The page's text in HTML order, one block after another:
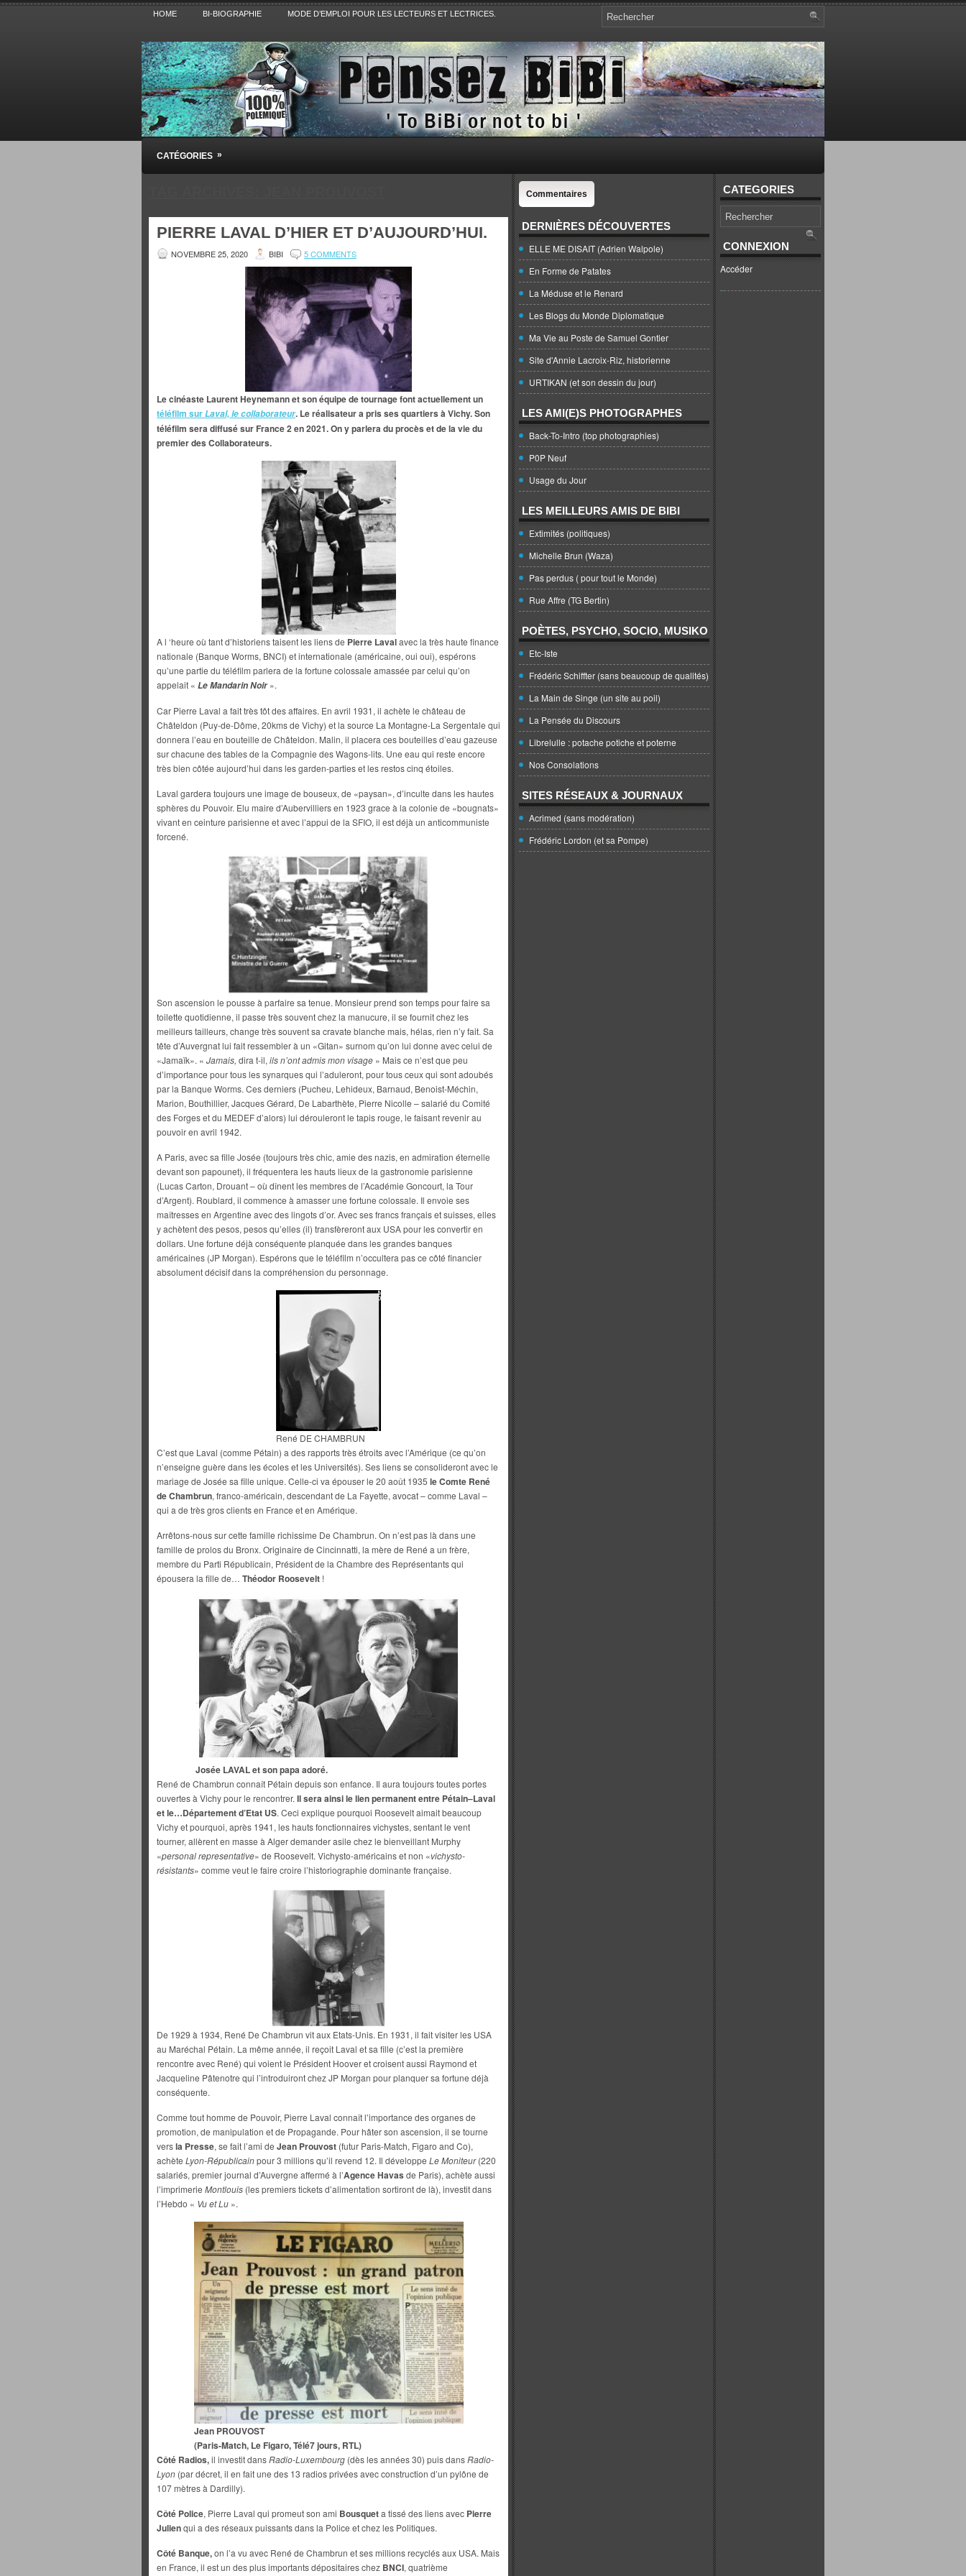
HOME BI-BIOGRAPHIE MODE D’EMPLOI POUR LES LECTEURS ET LECTRICES.
Pensez BiBi
Blog polémique sur l'Actualité, la Culture, la Politique, le Sport,. Avec Revue de presse et de blogs.
CATÉGORIES »
PIERRE LAVAL D’HIER ET D’AUJOURD’HUI.
NOVEMBRE 25, 2020 BIBI 5 COMMENTS
Le cinéaste Laurent Heynemann et son équipe de tournage font actuellement un
téléfilm surLaval, le collaborateur. Le réalisateur a pris ses quartiers à Vichy. Son
téléfilm sera diffusé sur France 2 en 2021. On y parlera du procès et de la vie du
premier des Collaborateurs.
A l ‘heure où tant d’historiens taisent les liens de Pierre Lavalavec la très haute finance
nationale (Banque Worms, BNCI) et internationale (américaine, oui oui), espérons
qu’une partie du téléfilm parlera de la fortune colossale amassée par celui qu’on
appelait « Le Mandarin Noir».
Car Pierre Laval a fait très tôt des affaires. En avril 1931, il achète le château de
Châteldon (Puy-de-Dôme, 20kms de Vichy) et la source La Montagne-La Sergentale qui
donnera l’eau en bouteille de Châteldon. Malin, il placera ces bouteilles d’eau gazeuse
sur chacune des tables de la Compagnie des Wagons-lits. Une eau qui reste encore
très bien côtée aujourd’hui dans les garden-parties et les restos cinq étoiles.
Laval gardera toujours une image de bouseux, de «paysan», d’inculte dans les hautes
sphères du Pouvoir. Elu maire d’Aubervilliers en 1923 grace à la colonie de «bougnats»
vivant en ceinture parisienne et avec l’appui de la SFIO, il est déjà un anticommuniste
forcené.
Son ascension le pousse à parfaire sa tenue. Monsieur prend son temps pour faire sa
toilette quotidienne, il passe très souvent chez la manucure, il se fournit chez les
meilleurs tailleurs, change très souvent sa cravate blanche mais, hélas, rien n’y fait. Sa
tête d’Auvergnat lui fait ressembler à un «Gitan» surnom qu’on lui donne avec celui de
«Jamaïk». « Jamais, dira t-il, ils n’ont admis mon visage » Mais ce n’est que peu
d’importance pour tous les synarques qui l’aduleront, pour tous ceux qui sont adoubés
par la Banque Worms. Ces derniers (Pucheu, Lehideux, Barnaud, Benoist-Méchin,
Marion, Bouthillier, Jacques Gérard, De Labarthète, Pierre Nicolle – salarié du Comité
des Forges et du MEDEF d’alors) lui dérouleront le tapis rouge, le faisant revenir au
pouvoir en avril 1942.
A Paris, avec sa fille Josée (toujours très chic, amie des nazis, en admiration éternelle
devant son papounet), il fréquentera les hauts lieux de la gastronomie parisienne
(Lucas Carton, Drouant – où dînent les membres de l’Académie Goncourt, la Tour
d’Argent). Roublard, il commence à amasser une fortune colossale. Il envoie ses
maîtresses en Argentine avec des lingots d’or. Avec ses francs français et suisses, elles
y achètent des pesos, pesos qu’elles (il) transfèreront aux USA pour les convertir en
dollars. Une fortune déjà conséquente planquée dans les grandes banques
américaines (JP Morgan). Espérons que le téléfilm n’occultera pas ce côté financier
absolument décisif dans la compréhension du personnage.
René DE CHAMBRUN
C’est que Laval (comme Pétain) a des rapports très étroits avec l’Amérique (ce qu’on
n’enseigne guère dans les écoles et les Universités). Ses liens se consolideront avec le
mariage de Josée sa fille unique. Celle-ci va épouser le 20 août 1935 le Comte René
de Chambrun, franco-américain, descendant de La Fayette, avocat – comme Laval –
qui a de très gros clients en France et en Amérique.
Arrêtons-nous sur cette famille richissime De Chambrun. On n’est pas là dans une
famille de prolos du Bronx. Originaire de Cincinnatti, la mère de René a un frère,
membre du Parti Républicain, Président de la Chambre des Représentants qui
épousera la fille de… Théodor Roosevelt !
Josée LAVAL et son papa adoré.
René de Chambrun connaît Pétain depuis son enfance. Il aura toujours toutes portes
ouvertes à Vichy pour le rencontrer. Il sera ainsi le lien permanent entre Pétain–Laval
et le…Département d’Etat US. Ceci explique pourquoi Roosevelt aimait beaucoup
Vichy et pourquoi, après 1941, les hauts fonctionnaires vichystes, sentant le vent
tourner, allèrent en masse à Alger demander asile chez le bienveillant Murphy
«personal representative» de Roosevelt. Vichysto-américains et non «vichysto-
résistants» comme veut le faire croire l’historiographie dominante française.
De 1929 à 1934, René De Chambrun vit aux Etats-Unis. En 1931, il fait visiter les USA
au Maréchal Pétain. La même année, il reçoit Laval et sa fille (c’est la première
rencontre avec René) qui voient le Président Hoover et croisent aussi Raymond et
Jacqueline Pâtenotre qui l’introduiront chez JP Morgan pour planquer sa fortune déjà
conséquente.
Comme tout homme de Pouvoir, Pierre Laval connaît l’importance des organes de
promotion, de manipulation et de Propagande. Pour hâter son ascension, il se tourne
versla Presse, se fait l’ami de Jean Prouvost (futur Paris-Match, Figaro and Co),
achète Lyon-Républicainpour 3 millions qu’il revend 12. Il développe Le Moniteur(220
salariés, premier journal d’Auvergne affermé à l’Agence Havas de Paris), achète aussi
l’imprimerie Montlouis (les premiers tickets d’alimentation sortiront de là), investit dans
l’Hebdo « Vu et Lu ».
Jean PROUVOST
(Paris-Match, Le Figaro, Télé7 jours, RTL)
Côté Radios,il investit dansRadio-Luxembourg (dès les années 30) puis dansRadio-
Lyon (par décret, il en fait une des 13 radios privées avec construction d’un pylône de
107 mètres à Dardilly).
Côté Police, Pierre Laval qui promeut son ami Bousqueta tissé des liens avec Pierre
Julienqui a des réseaux puissants dans la Police et chez les Politiques.
Côté Banque,on l’a vu avec René de Chambrun et ses millions recyclés aux USA. Mais
en France, il est un des plus importants dépositaires chez BNCI, quatrième
Commentaires
DERNIÈRES DÉCOUVERTES
ELLE ME DISAIT (Adrien Walpole)
En Forme de Patates
La Méduse et le Renard
Les Blogs du Monde Diplomatique
Ma Vie au Poste de Samuel Gontier
Site d'Annie Lacroix-Riz, historienne
URTIKAN (et son dessin du jour)
LES AMI(E)S PHOTOGRAPHES
Back-To-Intro (top photographies)
P0P Neuf
Usage du Jour
LES MEILLEURS AMIS DE BIBI
Extimités (politiques)
Michelle Brun (Waza)
Pas perdus ( pour tout le Monde)
Rue Affre (TG Bertin)
POÈTES, PSYCHO, SOCIO, MUSIKO
Etc-Iste
Frédéric Schiffter (sans beaucoup de qualités)
La Main de Singe (un site au poil)
La Pensée du Discours
Librelulle : potache potiche et poterne
Nos Consolations
SITES RÉSEAUX & JOURNAUX
Acrimed (sans modération)
Frédéric Lordon (et sa Pompe)
CATEGORIES
CONNEXION
Accéder